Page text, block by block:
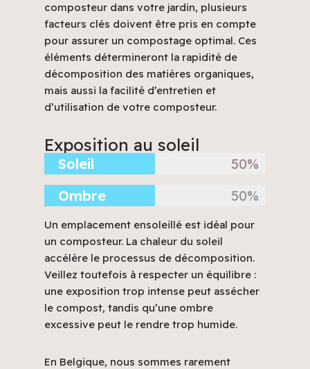
composteur dans votre jardin, plusieurs
facteurs clés doivent être pris en compte
pour assurer un compostage optimal. Ces
éléments détermineront la rapidité de
décomposition des matières organiques,
mais aussi la facilité d’entretien et
d’utilisation de votre composteur.
Exposition au soleil
Soleil
50%
Ombre
50%
Un emplacement ensoleillé est idéal pour
un composteur. La chaleur du soleil
accélère le processus de décomposition.
Veillez toutefois à respecter un équilibre :
une exposition trop intense peut assécher
le compost, tandis qu’une ombre
excessive peut le rendre trop humide.
En Belgique, nous sommes rarement